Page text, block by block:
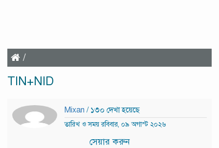
/
TIN+NID
Mixan / ১৩০ দেখা হয়েছে
তারিখ ও সময় রবিবার, ০৯ অগাস্ট ২০২৬
সেয়ার করুন